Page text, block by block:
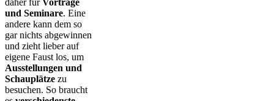
und Seminare. Eine
andere kann dem so
gar nichts abgewinnen
und zieht lieber auf
eigene Faust los, um
Ausstellungen und
Schauplätze zu
besuchen. So braucht